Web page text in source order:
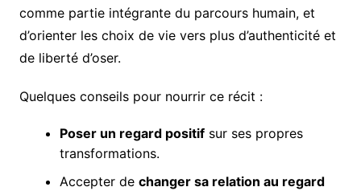
comme partie intégrante du parcours humain, et
d’orienter les choix de vie vers plus d’authenticité et
de liberté d’oser.
Quelques conseils pour nourrir ce récit :
Poser un regard positifsur ses propres
transformations.
Accepter de changer sa relation au regard